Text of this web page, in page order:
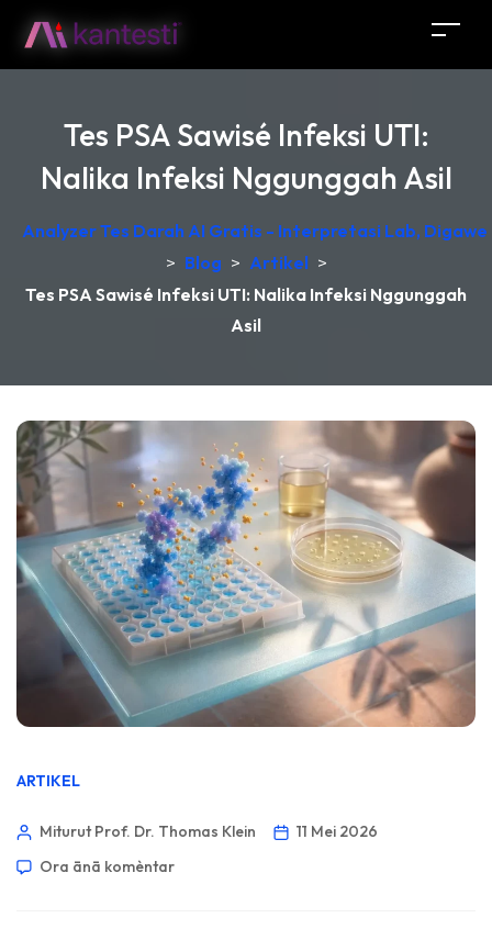
Tes PSA Sawisé Infeksi UTI:
Nalika Infeksi Nggunggah Asil
Analyzer Tes Darah AI Gratis - Interpretasi Lab, Digawe
> Blog > Artikel >
Tes PSA Sawisé Infeksi UTI: Nalika Infeksi Nggunggah
Asil
ARTIKEL
Miturut Prof. Dr. Thomas Klein
11 Mei 2026
Ora ānā komèntar